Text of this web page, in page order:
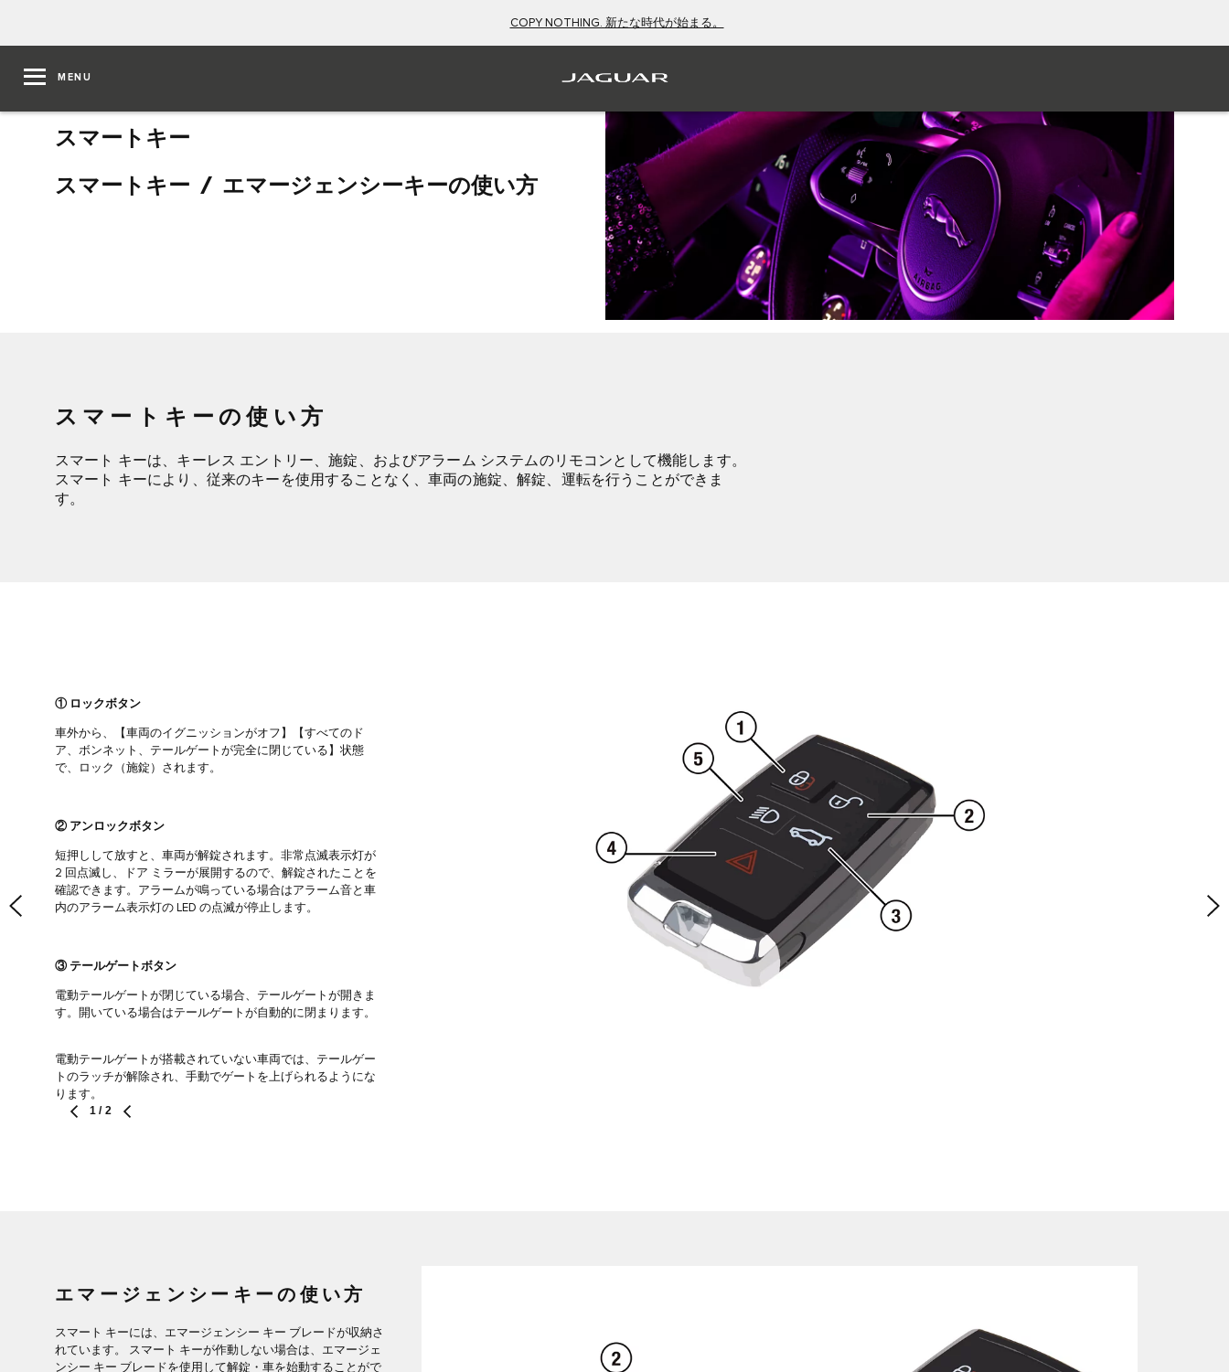
COPY NOTHING. 新たな時代が始まる。
MENU
スマートキー
スマートキー / エマージェンシーキーの使い方
スマートキーの使い方
スマート キーは、キーレス エントリー、施錠、およびアラーム システムのリモコンとして機能します。
スマート キーにより、従来のキーを使用することなく、車両の施錠、解錠、運転を行うことができま
す。
1 / 2
① ロックボタン
車外から、【車両のイグニッションがオフ】【すべてのド
ア、ボンネット、テールゲートが完全に閉じている】状態
で、ロック（施錠）されます。
② アンロックボタン
短押しして放すと、車両が解錠されます。非常点滅表示灯が
2 回点滅し、ドア ミラーが展開するので、解錠されたことを
確認できます。アラームが鳴っている場合はアラーム音と車
内のアラーム表示灯の LED の点滅が停止します。
③ テールゲートボタン
電動テールゲートが閉じている場合、テールゲートが開きま
す。開いている場合はテールゲートが自動的に閉まります。
電動テールゲートが搭載されていない車両では、テールゲー
トのラッチが解除され、手動でゲートを上げられるようにな
ります。
ムを解
【スイ
エマージェンシーキーの使い方
スマート キーには、エマージェンシー キー ブレードが収納さ
れています。 スマート キーが作動しない場合は、エマージェ
ンシー キー ブレードを使用して解錠・車を始動することがで